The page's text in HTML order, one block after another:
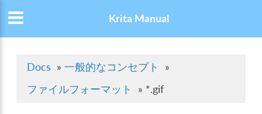
Krita Manual
Docs » 一般的なコンセプト
»
ファイルフォーマット
» *.gif